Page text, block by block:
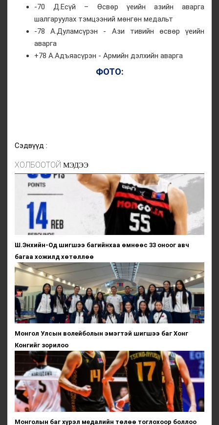
-70 Д.Есүй – Өсвөр үеийн азийн аварга
шалгаруулах тэмцээний мөнгөн медальт
-78 А.Дуламсүрэн - Ази тивийн өсвөр үеийн
аварга
+78 А.Адъяасүрэн - Армийн дэлхийн аварга
ФОТО:
Сэдвүүд :
ХОЛБООТОЙ МЭДЭЭ
Ш.Энхийн-Од шигшээ багийнхаа өмнөөс 33 оноог авч
багаа хожилд хөтөллөө
Монгол Улсын волейболын эмэгтэй шигшээ баг Хонг
Конгийг зорилоо
Монголын баг хүрэл медалийн төлөө тоглохоор боллоо